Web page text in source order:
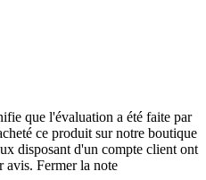
que l'évaluation a été faite par
ce produit sur notre boutique
disposant d'un compte client ont
avis. Fermer la note